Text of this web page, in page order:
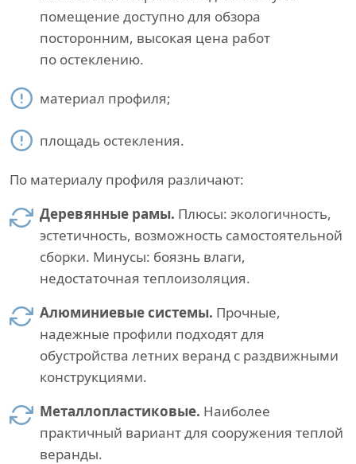
помещение доступно для обзора
посторонним, высокая цена работ
по остеклению.
материал профиля;
площадь остекления.
По материалу профиля различают:
Деревянные рамы. Плюсы: экологичность,
эстетичность, возможность самостоятельной
сборки. Минусы: боязнь влаги,
недостаточная теплоизоляция.
Алюминиевые системы. Прочные,
надежные профили подходят для
обустройства летних веранд с раздвижными
конструкциями.
Металлопластиковые. Наиболее
практичный вариант для сооружения теплой
веранды.